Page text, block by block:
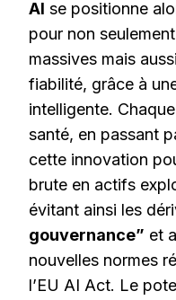
AI se positionne
pour non
massives mais
fiabilité, grâce à
intelligente.
santé, en passant
cette innovation
brute en actifs
évitant ainsi les
gouvernance” et
nouvelles normes
l’EU AI Act. Le